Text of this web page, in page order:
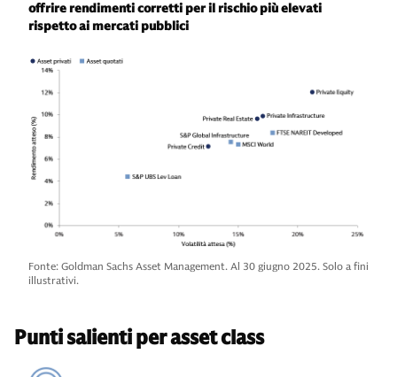
offrire rendimenti corretti per il rischio più elevati
rispetto ai mercati pubblici
Fonte: Goldman Sachs Asset Management. Al 30 giugno 2025. Solo a fini
illustrativi.
Punti salienti per asset class